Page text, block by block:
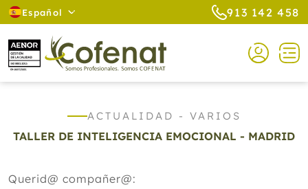
Español 913 142 458
ACTUALIDAD - VARIOS
TALLER DE INTELIGENCIA EMOCIONAL - MADRID
Querid@ compañer@: